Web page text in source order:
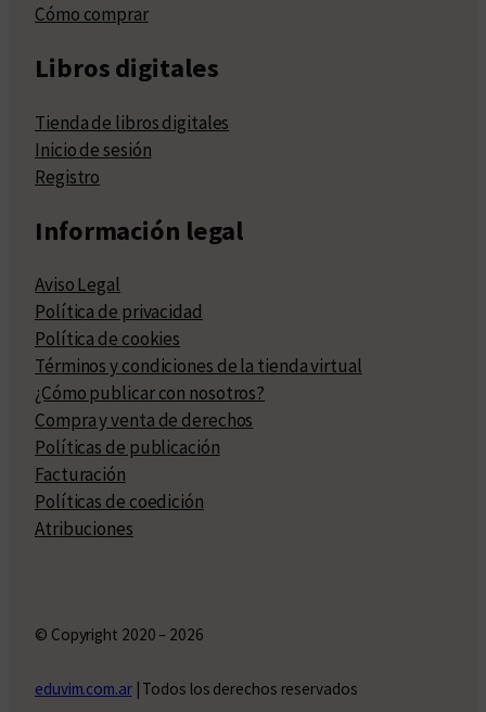
Cómo comprar
Libros digitales
Tienda de libros digitales
Inicio de sesión
Registro
Información legal
Aviso Legal
Política de privacidad
Política de cookies
Términos y condiciones de la tienda virtual
¿Cómo publicar con nosotros?
Compra y venta de derechos
Políticas de publicación
Facturación
Políticas de coedición
Atribuciones
© Copyright 2020 – 2026
eduvim.com.ar| Todos los derechos reservados